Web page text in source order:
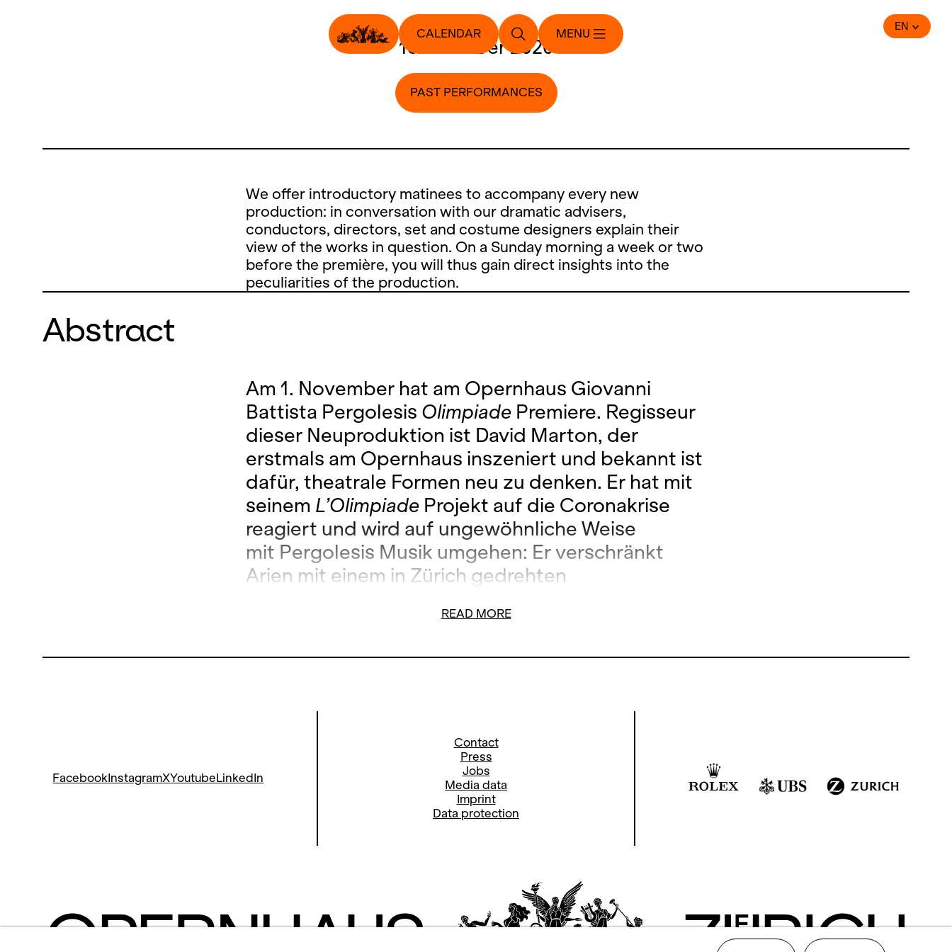
CALENDAR MENU
EN
18. October 2020
PAST PERFORMANCES
We offer introductory matinees to accompany every new
production: in conversation with our dramatic advisers,
conductors, directors, set and costume designers explain their
view of the works in question. On a Sunday morning a week or two
before the première, you will thus gain direct insights into the
peculiarities of the production.
Abstract
Am 1. November hat am Opernhaus Giovanni
Battista Pergolesis Olimpiade Premiere. Regisseur
dieser Neupro­duktion ist David Marton, der
erstmals am Opernhaus inszeniert und bekannt ist
dafür, theatrale Formen neu zu denken. Er hat mit
seinem L’Olimpiade ­ Projekt auf die Coronakrise
reagiert und wird auf ungewöhnliche Weise
mit Pergolesis Musik umgehen: Er ver­schränkt
Arien mit einem in Zürich ge­drehten
sehr besondere Neuproduktion erhalten Sie in der
READ MORE
FacebookInstagramXYoutubeLinkedIn
Contact
Press
Jobs
Media data
Imprint
Data protection